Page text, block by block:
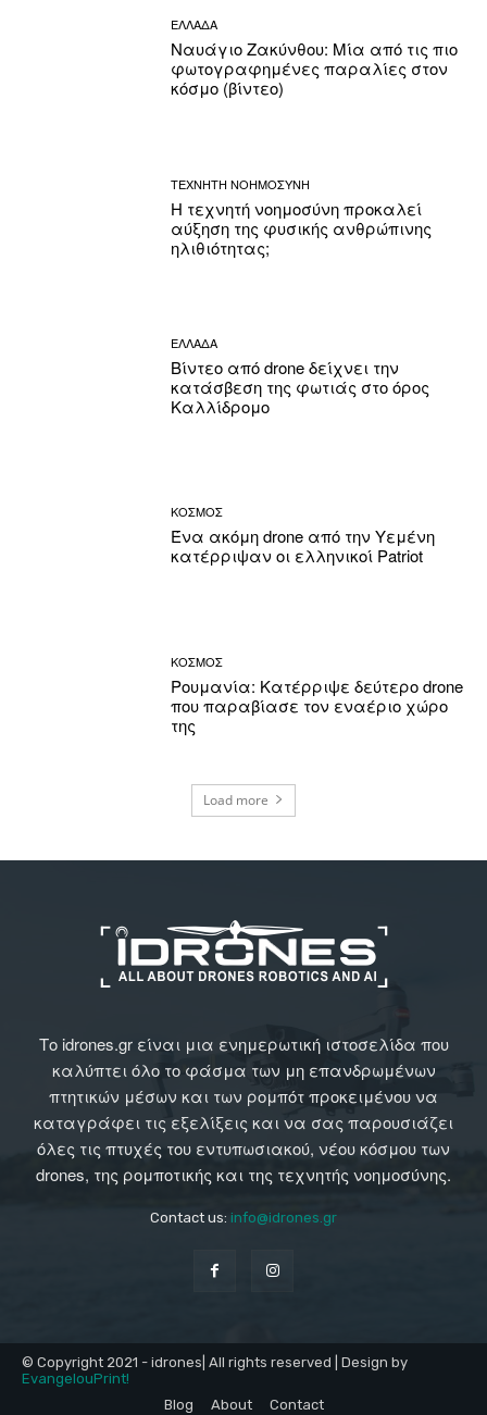
ΕΛΛΑΔΑ
Ναυάγιο Ζακύνθου: Μία από τις πιο
φωτογραφημένες παραλίες στον
κόσμο (βίντεο)
ΤΕΧΝΗΤΗ ΝΟΗΜΟΣΥΝΗ
Η τεχνητή νοημοσύνη προκαλεί
αύξηση της φυσικής ανθρώπινης
ηλιθιότητας;
ΕΛΛΑΔΑ
Βίντεο από drone δείχνει την
κατάσβεση της φωτιάς στο όρος
Καλλίδρομο
ΚΟΣΜΟΣ
Ένα ακόμη drone από την Υεμένη
κατέρριψαν οι ελληνικοί Patriot
ΚΟΣΜΟΣ
Ρουμανία: Κατέρριψε δεύτερο drone
που παραβίασε τον εναέριο χώρο
της
Load more
Το idrones.gr είναι μια ενημερωτική ιστοσελίδα που
καλύπτει όλο το φάσμα των μη επανδρωμένων
πτητικών μέσων και των ρομπότ προκειμένου να
καταγράφει τις εξελίξεις και να σας παρουσιάζει
όλες τις πτυχές του εντυπωσιακού, νέου κόσμου των
drones, της ρομποτικής και της τεχνητής νοημοσύνης.
Contact us: info@idrones.gr
© Copyright 2021 - idrones| All rights reserved | Design by
EvangelouPrint!
Blog
About Contact